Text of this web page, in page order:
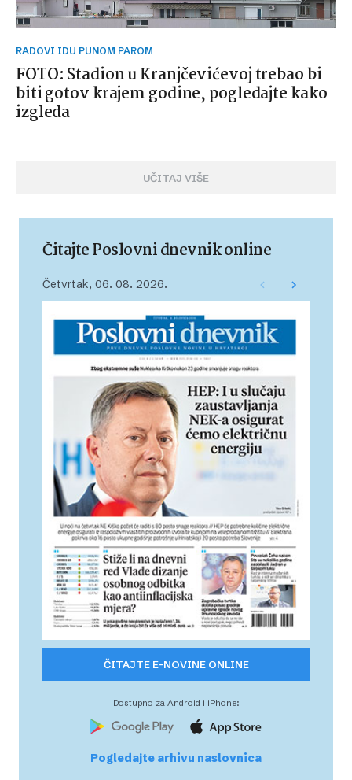
RADOVI IDU PUNOM PAROM
FOTO: Stadion u Kranjčevićevoj trebao bi
biti gotov krajem godine, pogledajte kako
izgleda
UČITAJ VIŠE
Čitajte Poslovni dnevnik online
Četvrtak, 06. 08. 2026.
ČITAJTE E-NOVINE ONLINE
Dostupno za Android i iPhone:
Pogledajte arhivu naslovnica